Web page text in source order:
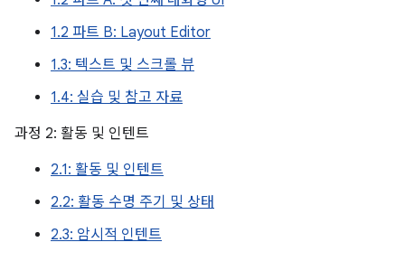
1.2 파트 B: Layout Editor
1.3: 텍스트 및 스크롤 뷰
1.4: 실습 및 참고 자료
과정 2: 활동 및 인텐트
2.1: 활동 및 인텐트
2.2: 활동 수명 주기 및 상태
2.3: 암시적 인텐트